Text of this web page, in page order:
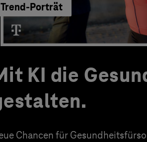
Trend-Porträt
KI die
Chancen für